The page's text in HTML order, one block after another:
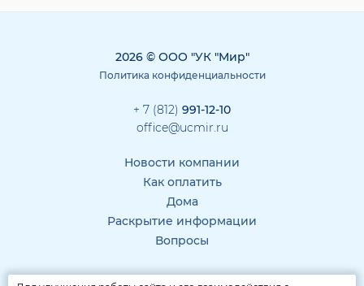
2026 © ООО "УК "Мир"
Политика конфиденциальности
+ 7 (812) 991-12-10
office@ucmir.ru
Новости компании
Как оплатить
Дома
Раскрытие информации
Вопросы